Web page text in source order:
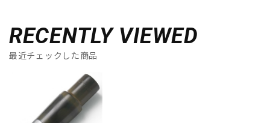
RECENTLY VIEWED
最近チェックした商品